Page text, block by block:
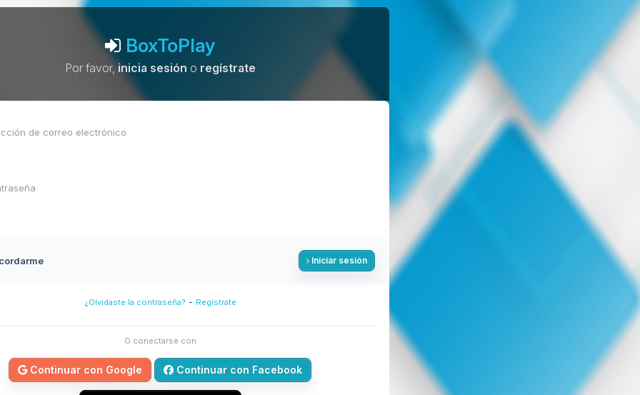
BoxToPlay
Por favor,inicia sesión o regístrate
Iniciar sesión
¿Olvidaste la contraseña? - Regístrate
O conectarse con
Continuar con Google Continuar con Facebook